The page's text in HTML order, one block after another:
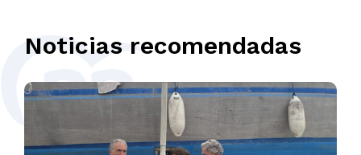
Noticias recomendadas